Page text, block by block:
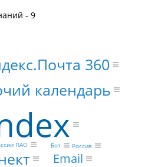
- 9
календарь
360
Email
ПАО Бот Россия